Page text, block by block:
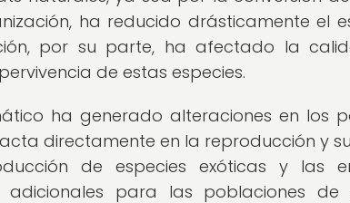
ha reducido drásticamente el
por su parte, ha afectado la
de estas especies.
ha generado alteraciones en los
directamente en la reproducción y
de especies exóticas y las
adicionales para las poblaciones